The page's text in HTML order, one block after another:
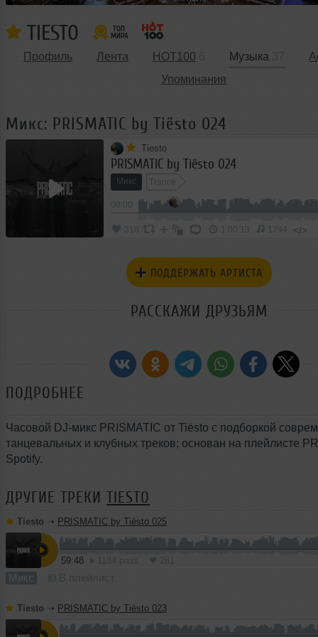
TIESTO
Профиль Лента HOT100 Музыка
Упоминания
Микс: PRISMATIC by Tiësto 024
Tiesto
PRISMATIC by Tiësto 024
Микс Trance
318 1:00:13 1294 </>
ПОДДЕРЖАТЬ АРТИСТА
РАССКАЖИ ДРУЗЬЯМ
ПОДРОБНЕЕ
Часовой DJ-микс PRISMATIC от Tiësto с подборкой
танцевальных и клубных треков; основан на плейлисте
Spotify.
ДРУГИЕ ТРЕКИ TIESTO
Tiesto ➝ PRISMATIC by Tiësto 025
59:48
Микс
Tiesto ➝ PRISMATIC by Tiësto 023